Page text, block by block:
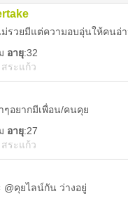
ม่รวยมีแต่ความอบอุ่นให้คนอ่
อายุ:32
สระแก้ว
ๆอยากมีเพื่อน/คนคุย
อายุ:27
สระแก้ว
@คุยไลน์กัน ว่างอยู่